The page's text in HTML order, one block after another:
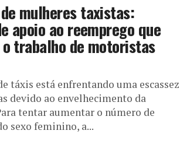
mulheres taxistas:
apoio ao reemprego que
trabalho de motoristas
táxis está enfrentando uma escassez
devido ao envelhecimento da
tentar aumentar o número de
sexo feminino, a...